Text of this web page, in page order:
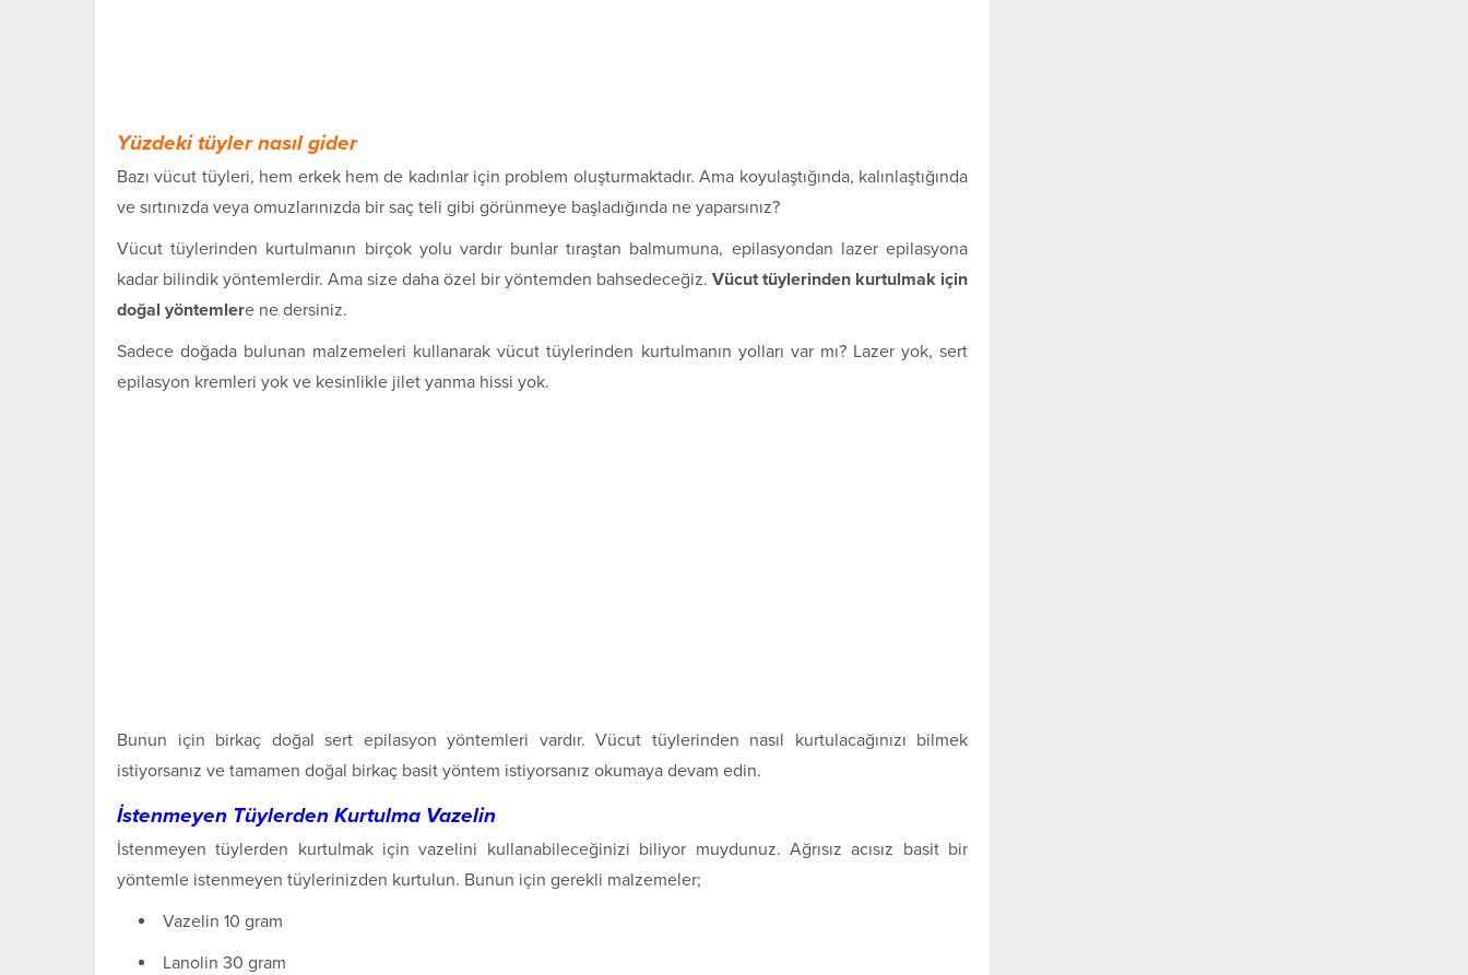
Yüzdeki tüyler nasıl gider
Bazı vücut tüyleri, hem erkek hem de kadınlar için problem oluşturmaktadır. Ama koyulaştığında, kalınlaştığında
ve sırtınızda veya omuzlarınızda bir saç teli gibi görünmeye başladığında ne yaparsınız?
Vücut tüylerinden kurtulmanın birçok yolu vardır bunlar tıraştan balmumuna, epilasyondan lazer epilasyona
kadar bilindik yöntemlerdir. Ama size daha özel bir yöntemden bahsedeceğiz. Vücut tüylerinden kurtulmak için
doğal yöntemlere ne dersiniz.
Sadece doğada bulunan malzemeleri kullanarak vücut tüylerinden kurtulmanın yolları var mı? Lazer yok, sert
epilasyon kremleri yok ve kesinlikle jilet yanma hissi yok.
Bunun için birkaç doğal sert epilasyon yöntemleri vardır. Vücut tüylerinden nasıl kurtulacağınızı bilmek
istiyorsanız ve tamamen doğal birkaç basit yöntem istiyorsanız okumaya devam edin.
İstenmeyen Tüylerden Kurtulma Vazelin
İstenmeyen tüylerden kurtulmak için vazelini kullanabileceğinizi biliyor muydunuz. Ağrısız acısız basit bir
yöntemle istenmeyen tüylerinizden kurtulun. Bunun için gerekli malzemeler;
Vazelin 10 gram
Lanolin 30 gram